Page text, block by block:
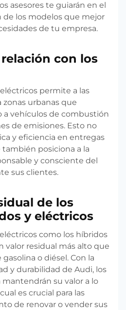
asesores te guiarán en el
de los modelos que mejor
de tu empresa.
con los
permite a las
zonas urbanas que
a vehículos de combustión
de emisiones. Esto no
y eficiencia en entregas
también posiciona a la
y consciente del
sus clientes.
de los
y eléctricos
como los híbridos
valor residual más alto que
o diésel. Con la
y durabilidad de Audi, los
su valor a lo
es crucial para las
de renovar o vender sus